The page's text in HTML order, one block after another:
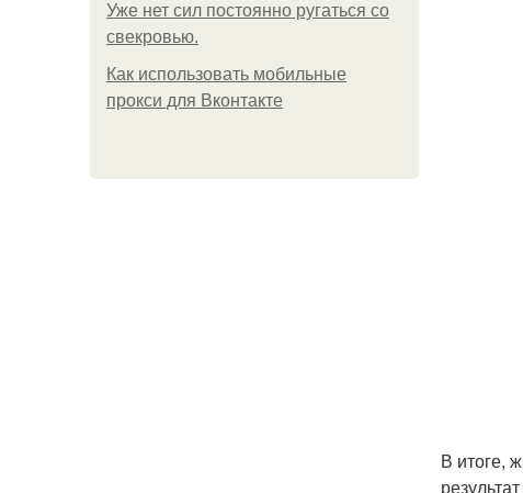
Уже нет сил постоянно ругаться со
свекровью.
Как использовать мобильные
прокси для Вконтакте
В итоге,